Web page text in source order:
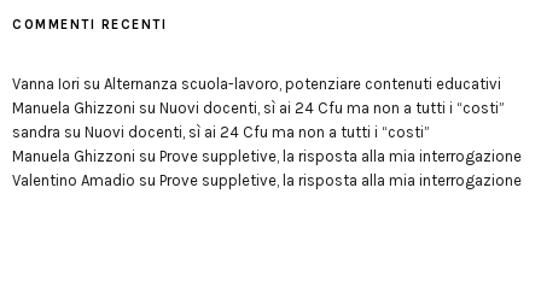
COMMENTI RECENTI
Vanna Iori su Alternanza scuola-lavoro, potenziare contenuti educativi
Manuela Ghizzoni su Nuovi docenti, sì ai 24 Cfu ma non a tutti i “costi”
sandra su Nuovi docenti, sì ai 24 Cfu ma non a tutti i “costi”
Manuela Ghizzoni su Prove suppletive, la risposta alla mia interrogazione
Valentino Amadio su Prove suppletive, la risposta alla mia interrogazione